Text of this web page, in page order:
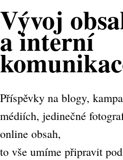
Vývoj
a interní
Příspěvky na blogy,
médiích, jedinečné
online obsah,
to vše umíme připravit